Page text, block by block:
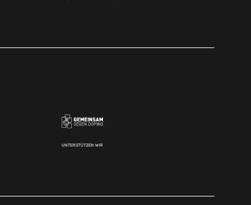
UNTERSTÜTZEN WIR